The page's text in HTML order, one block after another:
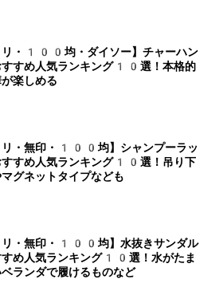
リ・100均・ダイソー】チャーハン
すすめ人気ランキング10選！本格的
楽しめる
リ・無印・100均】シャンプーラッ
すすめ人気ランキング10選！吊り下
グネットタイプなども
リ・無印・100均】水抜きサンダル
すめ人気ランキング10選！水がたま
ベランダで履けるものなど